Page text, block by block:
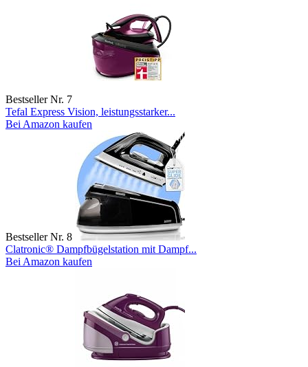
Bestseller Nr. 7
Tefal Express Vision, leistungsstarker...
Bei Amazon kaufen
Bestseller Nr. 8
Clatronic® Dampfbügelstation mit Dampf...
Bei Amazon kaufen